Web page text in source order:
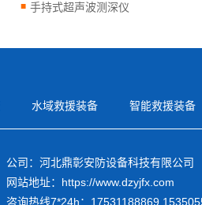
手持式超声波测深仪
水域救援装备 智能救援装备
公司：河北鼎彰安防设备科技有限公司
网站地址：https://www.dzyjfx.com
咨询热线7*24h：17531188869